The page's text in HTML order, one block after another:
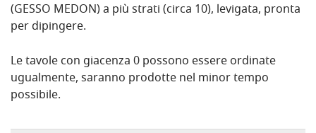
(GESSO MEDON) a più strati (circa 10), levigata, pronta
per dipingere.
Le tavole con giacenza 0 possono essere ordinate
ugualmente, saranno prodotte nel minor tempo
possibile.